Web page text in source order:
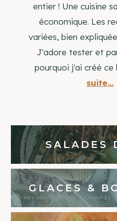
entier ! Une cuisine
économique. Les
variées, bien
J'adore tester et
pourquoi j'ai créé ce
suite...
SALADES
GLACES &